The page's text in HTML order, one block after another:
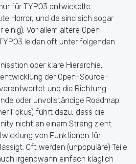
für TYPO3 entwickelte
Horror, und da sind sich sogar
einig). Vor allem ältere Open-
leiden oft unter folgenden
oder klare Hierarchie,
der Open-Source-
und die Richtung
oder unvollständige Roadmap
Fokus) führt dazu, dass die
nicht an einem Strang zieht
von Funktionen für
Oft werden (unpopuläre) Teile
irgendwann einfach kläglich